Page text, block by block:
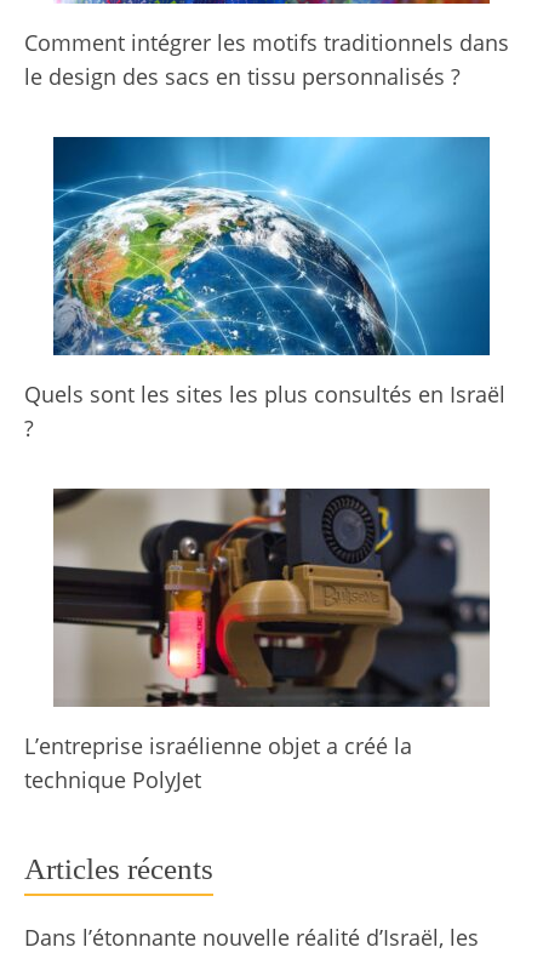
Comment intégrer les motifs traditionnels dans
le design des sacs en tissu personnalisés ?
Quels sont les sites les plus consultés en Israël
?
L’entreprise israélienne objet a créé la
technique PolyJet
Articles récents
Dans l’étonnante nouvelle réalité d’Israël, les